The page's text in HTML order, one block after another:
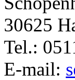
30625
Tel.:
E-mail: